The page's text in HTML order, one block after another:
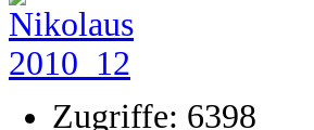
Zugriffe: 6398